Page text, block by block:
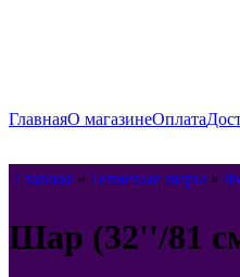
ГлавнаяО магазинеОплата
Главная » Гелиевые шары »
Шар (32''/81